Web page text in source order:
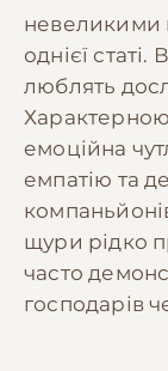
невеликими
однієї
люблять
емоційна
емпатію та
щури рідко
часто
господарів